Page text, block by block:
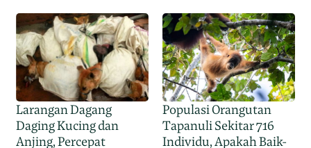
Larangan Dagang
Daging Kucing dan
Anjing, Percepat
Populasi Orangutan
Tapanuli Sekitar 716
Individu, Apakah Baik-